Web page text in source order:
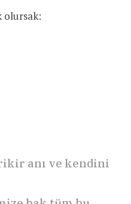
olursak:
anı ve kendini